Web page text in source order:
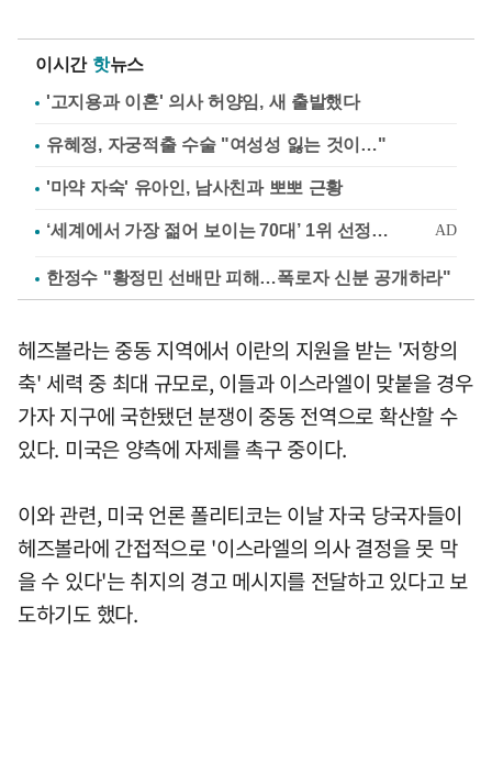
이시간 핫뉴스
'고지용과 이혼' 의사 허양임, 새 출발했다
유혜정, 자궁적출 수술 "여성성 잃는 것이…"
'마약 자숙' 유아인, 남사친과 뽀뽀 근황
한정수 "황정민 선배만 피해…폭로자 신분 공개하라"
헤즈볼라는 중동 지역에서 이란의 지원을 받는 '저항의
축' 세력 중 최대 규모로, 이들과 이스라엘이 맞붙을 경우
가자 지구에 국한됐던 분쟁이 중동 전역으로 확산할 수
있다. 미국은 양측에 자제를 촉구 중이다.
이와 관련, 미국 언론 폴리티코는 이날 자국 당국자들이
헤즈볼라에 간접적으로 '이스라엘의 의사 결정을 못 막
을 수 있다'는 취지의 경고 메시지를 전달하고 있다고 보
도하기도 했다.